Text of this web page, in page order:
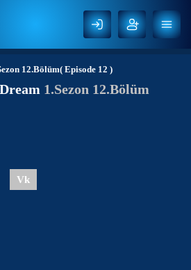
12.Bölüm( Episode 12 )
1.Sezon 12.Bölüm
Vk